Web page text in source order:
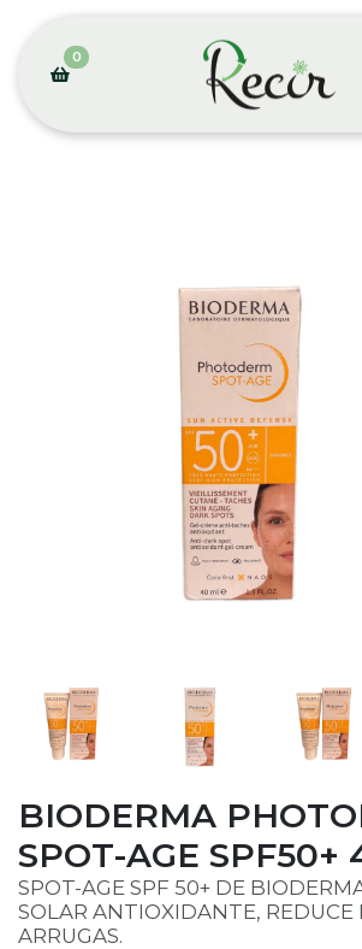
0
BIODERMA
SPOT-AGE SPF50+
SPOT-AGE SPF 50+ DE
SOLAR ANTIOXIDANTE, REDUCE
ARRUGAS.